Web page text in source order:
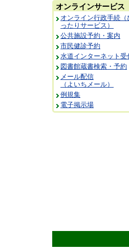
オンラインサービス
オンライン行政手続（
ったりサービス）
公共施設予約・案内
市民健診予約
水道インターネット受
図書館蔵書検索・予約
メール配信
（よいちメール）
例規集
電子掲示場